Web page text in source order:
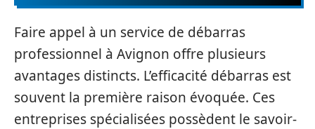
Faire appel à un service de débarras
professionnel à Avignon offre plusieurs
avantages distincts. L’efficacité débarras est
souvent la première raison évoquée. Ces
entreprises spécialisées possèdent le savoir-